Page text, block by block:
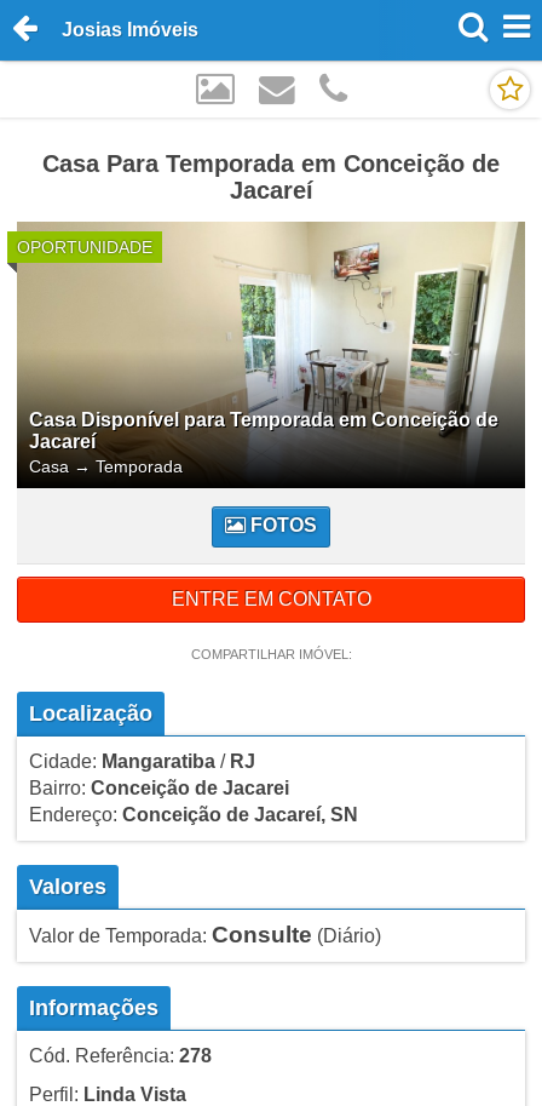
Josias Imóveis
Casa Para Temporada em Conceição de
Jacareí
OPORTUNIDADE
Casa Disponível para Temporada em Conceição de
Jacareí
Casa → Temporada
FOTOS
ENTRE EM CONTATO
COMPARTILHAR IMÓVEL:
Localização
Cidade: Mangaratiba/ RJ
Bairro: Conceição de Jacarei
Endereço: Conceição de Jacareí, SN
Valores
Valor de Temporada: Consulte (Diário)
Informações
Cód. Referência: 278
Perfil: Linda Vista